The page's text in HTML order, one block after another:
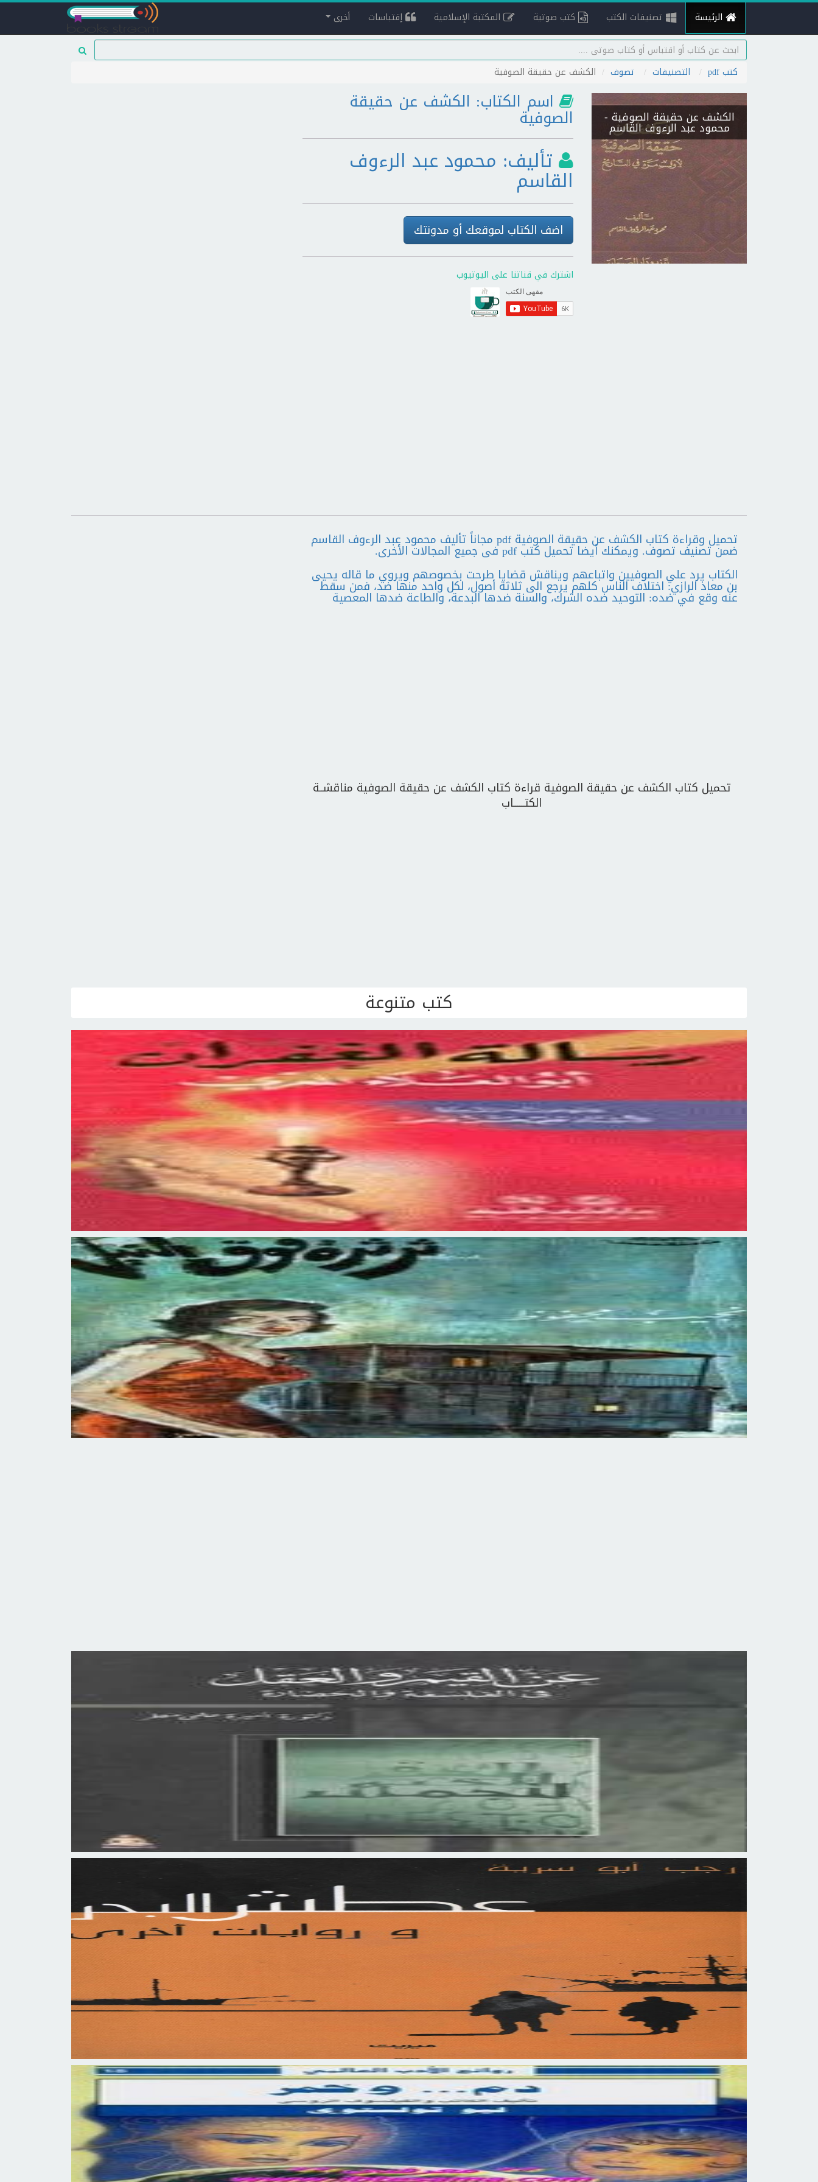
الرئيسة تصنيفات الكتب كتب صوتية المكتبة الإسلامية إقتباسات أخرى
كتب pdf التصنيفات تصوف الكشف عن حقيقة الصوفية
الكشف عن حقيقة الصوفية -
محمود عبد الرءوف القاسم
اسم الكتاب: الكشف عن حقيقة
الصوفية
تأليف: محمود عبد الرءوف
القاسم
اضف الكتاب لموقعك أو مدونتك
اشترك في قناتنا على اليوتيوب
تحميل وقراءة كتاب الكشف عن حقيقة الصوفية pdf مجاناً تأليف محمود عبد الرءوف القاسم
ضمن تصنيف تصوف. ويمكنك أيضا تحميل كتب pdf فى جميع المجالات الأخرى.
الكتاب يرد علي الصوفيين واتباعهم ويناقش قضايا طرحت بخصوصهم ويروي ما قاله يحيى
بن معاذ الرازي: اختلاف الناس كلهم يرجع الى ثلاثة أصول، لكل واحد منها ضد، فمن سقط
عنه وقع في ضده: التوحيد ضده الشرك، والسنة ضدها البدعة، والطاعة ضدها المعصية
تحميل كتاب الكشف عن حقيقة الصوفية قراءة كتاب الكشف عن حقيقة الصوفية مناقشــة
الكتــــــاب
كتب متنوعة